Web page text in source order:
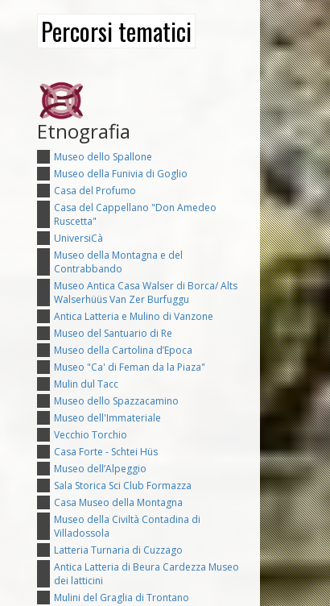
Percorsi tematici
Etnografia
Museo dello Spallone
Museo della Funivia di Goglio
Casa del Profumo
Casa del Cappellano "Don Amedeo
Ruscetta"
UniversiCà
Museo della Montagna e del
Contrabbando
Museo Antica Casa Walser di Borca/ Alts
Walserhüüs Van Zer Burfuggu
Antica Latteria e Mulino di Vanzone
Museo del Santuario di Re
Museo della Cartolina d’Epoca
Museo "Ca' di Feman da la Piaza"
Mulin dul Tacc
Museo dello Spazzacamino
Museo dell'Immateriale
Vecchio Torchio
Casa Forte - Schtei Hüs
Museo dell’Alpeggio
Sala Storica Sci Club Formazza
Casa Museo della Montagna
Museo della Civiltà Contadina di
Villadossola
Latteria Turnaria di Cuzzago
Antica Latteria di Beura Cardezza Museo
dei latticini
Mulini del Graglia di Trontano